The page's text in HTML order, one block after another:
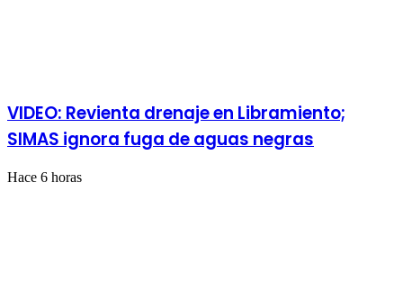
VIDEO: Revienta drenaje en Libramiento;
SIMAS ignora fuga de aguas negras
Hace 6 horas